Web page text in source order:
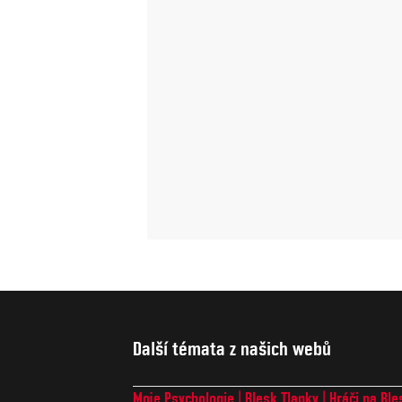
Další témata z našich webů
Moje Psychologie Blesk Tlapky Hráči na